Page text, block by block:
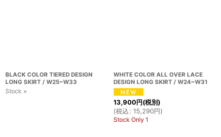
BLACK COLOR TIERED DESIGN
LONG SKIRT / W25~W33
Stock ×
WHITE COLOR ALL OVER LACE
DESIGN LONG SKIRT / W24~W31
13,900円(税別)
(税込: 15,290円)
Stock Only 1